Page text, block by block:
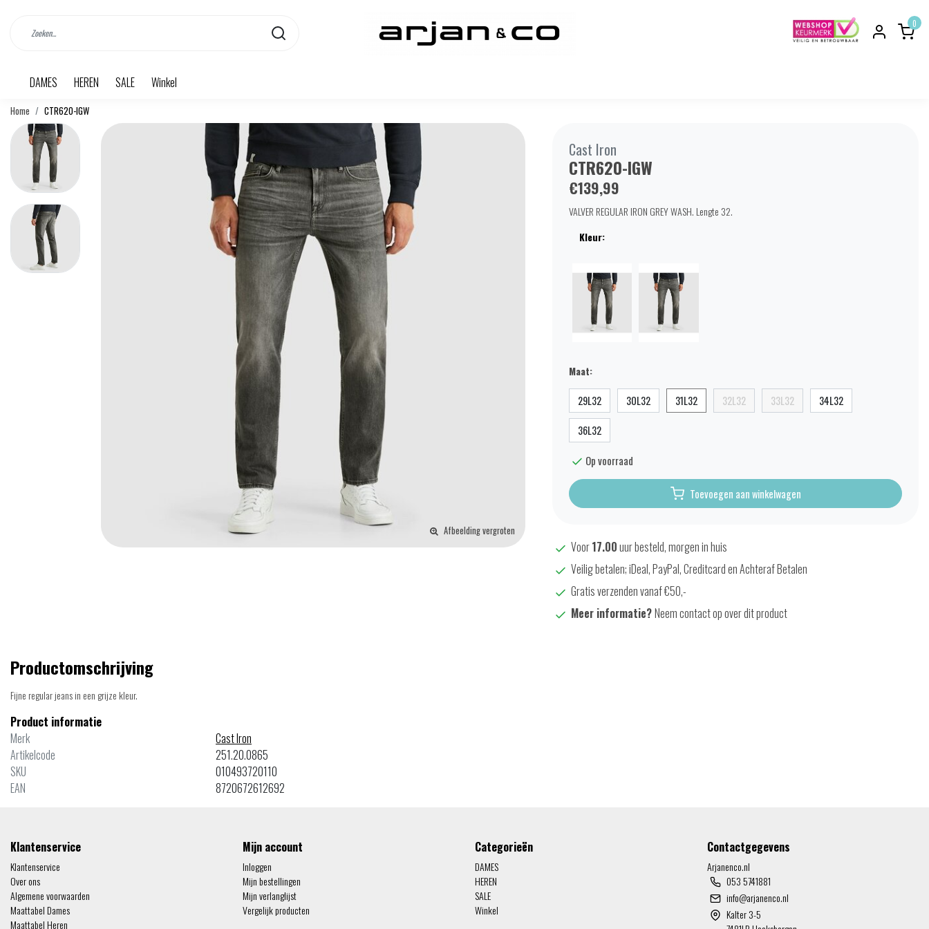
0
DAMES HEREN SALE Winkel
Home CTR620-IGW
Afbeelding vergroten
Cast Iron
CTR620-IGW
€139,99
VALVER REGULAR IRON GREY WASH. Lengte 32.
Kleur:
Maat:
29L32 30L32 31L32 32L32 33L32 34L32
36L32
Op voorraad
Toevoegen aan winkelwagen
Voor17.00uur besteld, morgen in huis
Veilig betalen; iDeal, PayPal, Creditcard en Achteraf Betalen
Gratis verzenden vanaf €50,-
Meer informatie?Neem contact op over dit product
Productomschrijving
Fijne regular jeans in een grijze kleur.
Product informatie
Merk
Cast Iron
Artikelcode
251.20.0865
SKU
010493720110
EAN
8720672612692
Klantenservice
Klantenservice
Over ons
Algemene voorwaarden
Maattabel Dames
Maattabel Heren
Mijn account
Inloggen
Mijn bestellingen
Mijn verlanglijst
Vergelijk producten
Categorieën
DAMES
HEREN
SALE
Winkel
Contactgegevens
Arjanenco.nl
053 5741881
info@arjanenco.nl
Kalter 3-5